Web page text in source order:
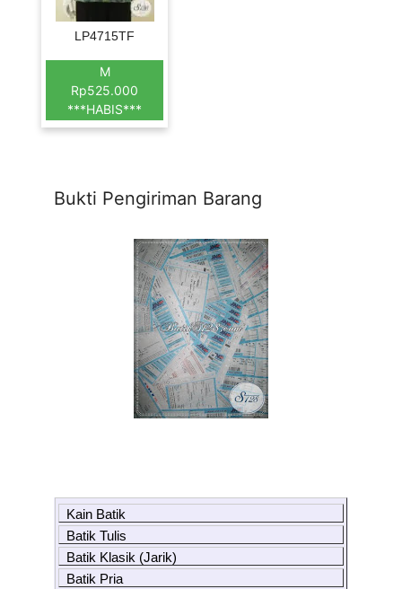
LP4715TF
M
Rp525.000
***HABIS***
Bukti Pengiriman Barang
Kain Batik
Batik Tulis
Batik Klasik (Jarik)
Batik Pria